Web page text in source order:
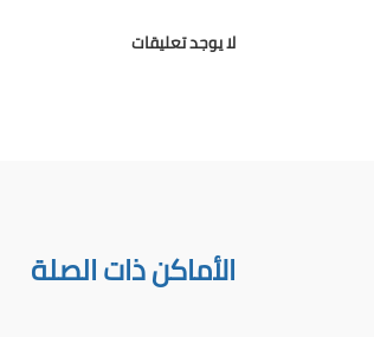
لا يوجد تعليقات
الأماكن ذات الصلة